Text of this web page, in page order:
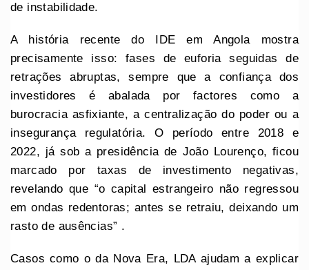
de instabilidade.
A história recente do IDE em Angola mostra
precisamente isso: fases de euforia seguidas de
retrações abruptas, sempre que a confiança dos
investidores é abalada por factores como a
burocracia asfixiante, a centralização do poder ou a
insegurança regulatória. O período entre 2018 e
2022, já sob a presidência de João Lourenço, ficou
marcado por taxas de investimento negativas,
revelando que “o capital estrangeiro não regressou
em ondas redentoras; antes se retraiu, deixando um
rasto de ausências” .
Casos como o da Nova Era, LDA ajudam a explicar